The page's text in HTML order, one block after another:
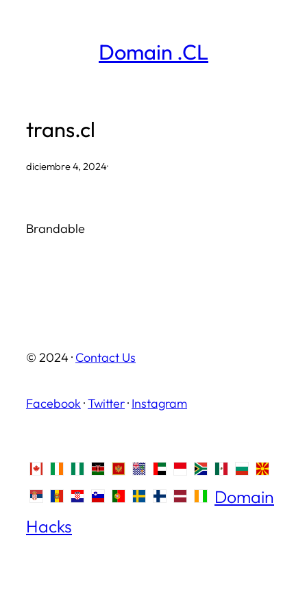
Domain .CL
trans.cl
diciembre 4, 2024·
Brandable
© 2024 · Contact Us
Facebook ·Twitter· Instagram
Domain
Hacks